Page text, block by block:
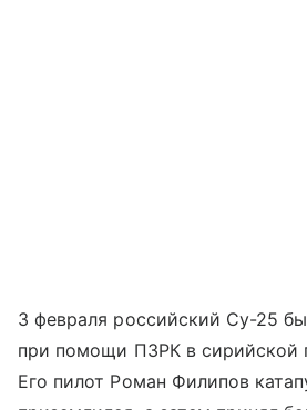
3 февраля российский Су-25
при помощи ПЗРК в сирийской
Его пилот Роман Филипов